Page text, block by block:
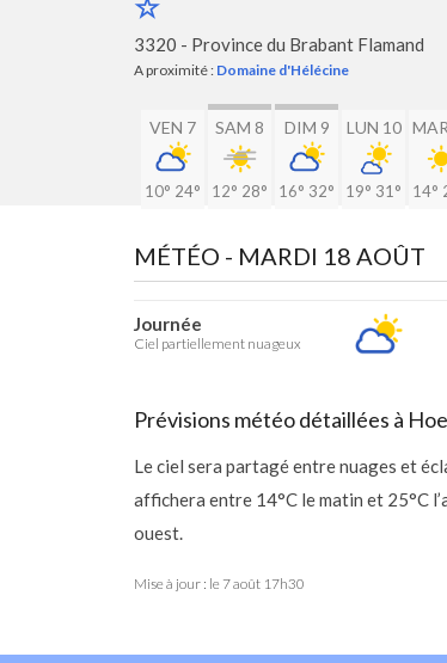
3320 - Province du Brabant Flamand
A proximité : Domaine d'Hélécine
VEN 7
10° 24°
SAM 8
12° 28°
DIM 9
16° 32°
LUN 10
19° 31° 14°
MÉTÉO - MARDI 18 AOÛT
Journée
Ciel partiellement nuageux
Prévisions météo détaillées à
Le ciel sera partagé entre nuages et
affichera entre 14°C le matin et 25°C
ouest.
Mise à jour : le 7 août 17h30